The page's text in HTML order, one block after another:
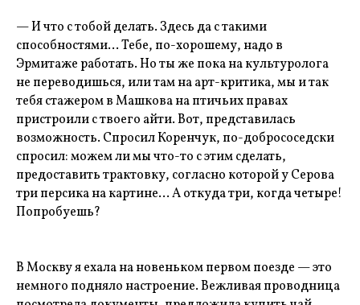
— И что с тобой делать. Здесь да с такими
способностями... Тебе, по-хорошему, надо в
Эрмитаже работать. Но ты же пока на культуролога
не переводишься, или там на арт-критика, мы и так
тебя стажером в Машкова на птичьих правах
пристроили с твоего айти. Вот, представилась
возможность. Спросил Коренчук, по-добрососедски
спросил: можем ли мы что-то с этим сделать,
предоставить трактовку, согласно которой у Серова
три персика на картине… А откуда три, когда четыре!
Попробуешь?
В Москву я ехала на новеньком первом поезде — это
немного подняло настроение. Вежливая проводница